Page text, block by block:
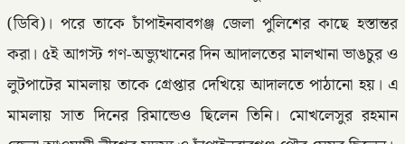
(ডিবি)। পরে তাকে চাঁপাইনবাবগঞ্জ জেলা পুলিশের কাছে হস্তান্তর
করা। ৫ই আগস্ট গণ-অভ্যুত্থানের দিন আদালতের মালখানা ভাঙচুর ও
লুটপাটের মামলায় তাকে গ্রেপ্তার দেখিয়ে আদালতে পাঠানো হয়। এ
মামলায় সাত দিনের রিমান্ডেও ছিলেন তিনি। মোখলেসুর রহমান